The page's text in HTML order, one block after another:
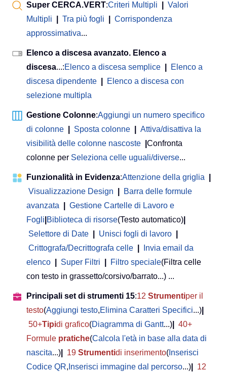
Super CERCA.VERT:Criteri Multipli
Valori
Multipli
Tra più fogli
Corrispondenza
approssimativa...
Elenco a discesa avanzato. Elenco a
discesa...:Elenco a discesa semplice
Elenco a
discesa dipendente
Elenco a discesa con
selezione multipla
Gestione Colonne:Aggiungi un numero specifico
di colonne
Sposta colonne
Attiva/disattiva la
visibilità delle colonne nascoste
Confronta
colonne per Seleziona celle uguali/diverse...
Funzionalità in Evidenza:Attenzione della griglia
Visualizzazione Design
Barra delle formule
avanzata
Gestione Cartelle di Lavoro e
Fogli Biblioteca di risorse(Testo automatico)
Selettore di Date
Unisci fogli di lavoro
Crittografa/Decrittografa celle
Invia email da
elenco
Super Filtri Filtro speciale(Filtra celle
con testo in grassetto/corsivo/barrato...) ...
Principali set di strumenti 15:12 Strumentiper il
testo(Aggiungi testo,Elimina Caratteri Specifici...)
50+Tipidi grafico(Diagramma di Gantt...)
40+
Formule pratiche(Calcola l'età in base alla data di
nascita...) 19 Strumentidi inserimento( Inserisci
Codice QR, Inserisci immagine dal percorso...)
12